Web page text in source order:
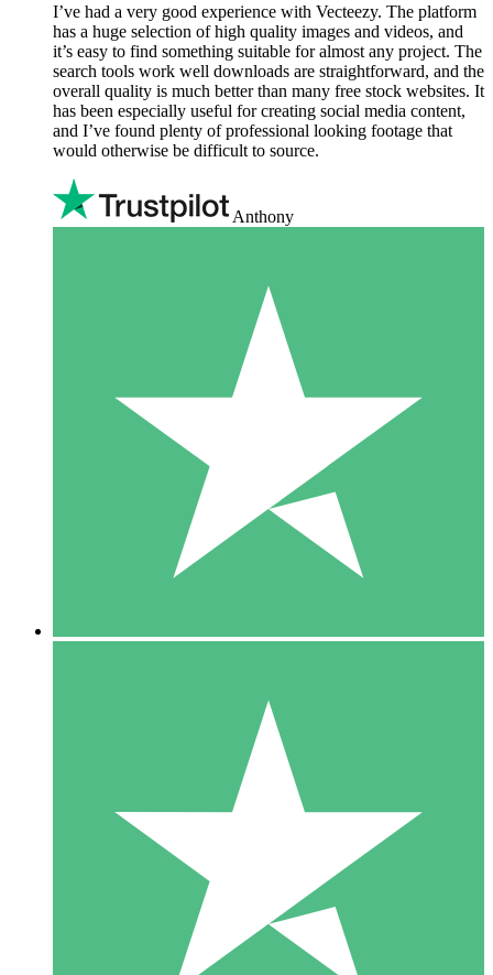
I’ve had a very good experience with Vecteezy. The platform
has a huge selection of high quality images and videos, and
it’s easy to find something suitable for almost any project. The
search tools work well downloads are straightforward, and the
overall quality is much better than many free stock websites. It
has been especially useful for creating social media content,
and I’ve found plenty of professional looking footage that
would otherwise be difficult to source.
Anthony